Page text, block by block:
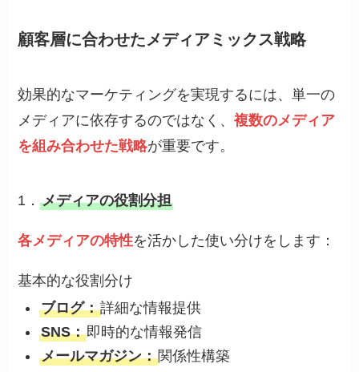
顧客層に合わせたメディアミックス戦略
効果的なマーケティングを実現するには、単一の
メディアに依存するのではなく、複数のメディア
を組み合わせた戦略が重要です。
1．メディアの役割分担
各メディアの特性を活かした使い分けをします：
基本的な役割分け
ブログ：詳細な情報提供
SNS：即時的な情報発信
メールマガジン：関係性構築